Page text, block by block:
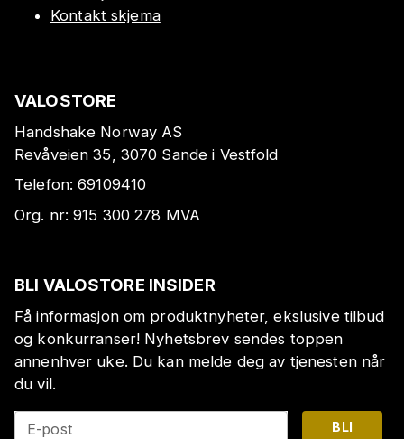
Kontakt skjema
VALOSTORE
Handshake Norway AS
Revåveien 35, 3070 Sande i Vestfold
Telefon:69109410
Org. nr:915 300 278 MVA
BLI VALOSTORE INSIDER
Få informasjon om produktnyheter, ekslusive tilbud
og konkurranser! Nyhetsbrev sendes toppen
annenhver uke. Du kan melde deg av tjenesten når
du vil.
E-post
BLI